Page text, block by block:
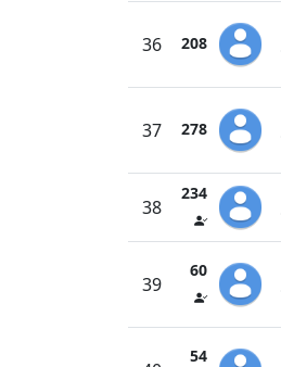
36 208
37 278
38
234
39
60
54